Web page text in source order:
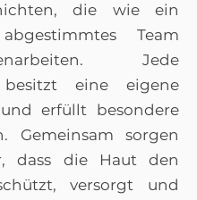
die wie ein
Team
Jede
eine eigene
erfüllt besondere
Gemeinsam sorgen
dass die Haut den
versorgt und